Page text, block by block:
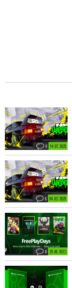
14. 07. 2025
0
04. 02. 2025
6
25. 08. 2023
0